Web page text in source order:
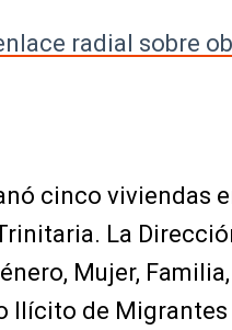
radial sobre
cinco viviendas
La
Mujer,
Ilícito de Migrantes